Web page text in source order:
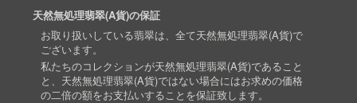
天然無処理翡翠(A貨)の保証
お取り扱いしている翡翠は、全て天然無処理翡翠(A貨)で
ございます。
私たちのコレクションが天然無処理翡翠(A貨)であること
と、天然無処理翡翠(A貨)ではない場合にはお求めの価格
の二倍の額をお支払いすることを保証致します。